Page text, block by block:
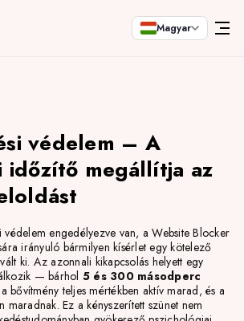
Magyar
védelem – A
időzítő megállítja az
engedélyezve van, a Website Blocker
irányuló bármilyen kísérlet egy kötelező
ki. Az azonnali kikapcsolás helyett egy
— bárhol 5 és 300 másodperc
bővítmény teljes mértékben aktív marad, és a
maradnak. Ez a kényszerített szünet nem